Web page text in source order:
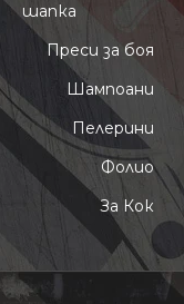
шапка
Преси за боя
Шампоани
Пелерини
Фолио
За Кок